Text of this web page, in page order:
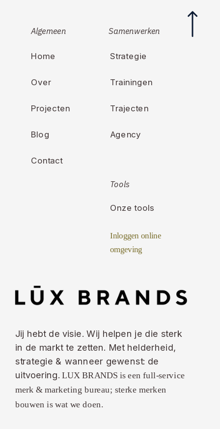
Home
Over
Strategie
Projecten
Contact
Blog
Jij hebt de visie. Wij helpen je die sterk
in de markt te zetten. Met helderheid,
strategie & wanneer gewenst: de
uitvoering. LUX BRANDS is een full-service
merk & marketing bureau; sterke merken
bouwen is wat we doen.
Trainingen
Trajecten
Agency
Samenwerken
Algemeen
Tools
Onze tools
Inloggen online
omgeving